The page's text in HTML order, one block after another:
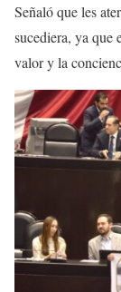
Señaló que les
sucediera, ya que
valor y la